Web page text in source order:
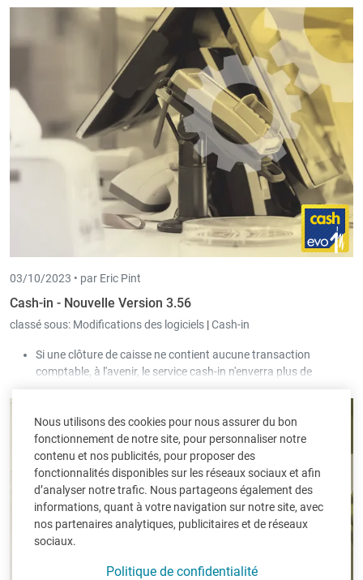
Nous utilisons des cookies pour nous assurer du bon
fonctionnement de notre site, pour personnaliser notre
contenu et nos publicités, pour proposer des
fonctionnalités disponibles sur les réseaux sociaux et afin
d’analyser notre trafic. Nous partageons également des
informations, quant à votre navigation sur notre site, avec
nos partenaires analytiques, publicitaires et de réseaux
sociaux.
Politique de confidentialité
Après un envoi Peppol réussi, le fichier XML Peppol est
Lors de l'enregistrement d'un document resp. après le transfert
vers un nouveau document, une adaptation individuelle peut
être générée au moyen d'une mise à jour SQL.
03/10/2023 • par Eric Pint
Cash-in - Nouvelle Version 3.56
classé sous: Modifications des logiciels |Cash-in
Si une clôture de caisse ne contient aucune transaction
comptable, à l'avenir, le service cash-in n'enverra plus de
manuelles" sont désormais disponibles même si le contrôle a
déjà été comptabilisé.
Il existe désormais des exemples pour le scripting au niveau des
fonctions de caisse. Il suffit de cliquer sur le bouton Exemple à
côté du champ de saisie.